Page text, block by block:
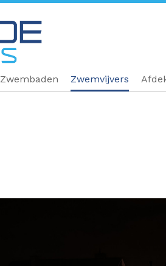
Zwembaden Zwemvijvers